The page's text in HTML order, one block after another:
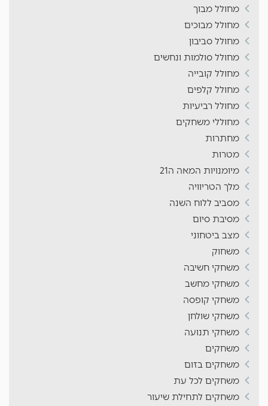
מחולל מבוך
מחולל מבוכים
מחולל סביבון
מחולל סולמות ונחשים
מחולל קובייה
מחולל קלפים
מחולל רביעיות
מחוללי משחקים
מחתרות
מטרות
מיומנויות המאה ה21
מלך הטריוויה
מסביב ללוח השנה
מסיבת סיום
מצב ביטחוני
משחוק
משחקי חשיבה
משחקי מחשב
משחקי קופסה
משחקי שולחן
משחקי תנועה
משחקים
משחקים בזום
משחקים לכל עת
משחקים לתחילת שיעור